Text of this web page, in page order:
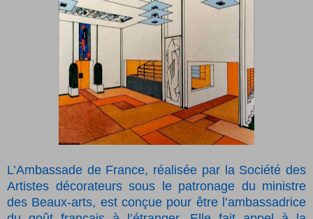
L’Ambassade de France, réalisée par la Société des
Artistes décorateurs sous le patronage du ministre
des Beaux-arts, est conçue pour être l’ambassadrice